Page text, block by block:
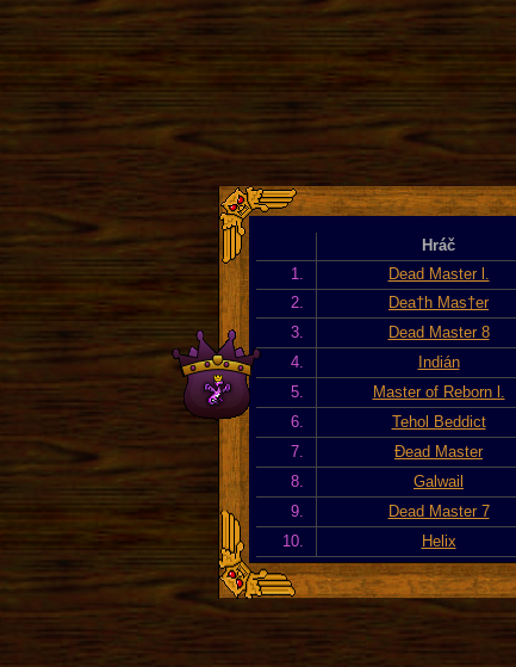
Hráč
1.
Dead Master l.
2.
Dea†h Mas†er
3.
Dead Master 8
4.
Indián
5.
Master of Reborn l.
6.
Tehol Beddict
7.
Đead Master
8.
Galwail
9.
Dead Master 7
10.
Helix